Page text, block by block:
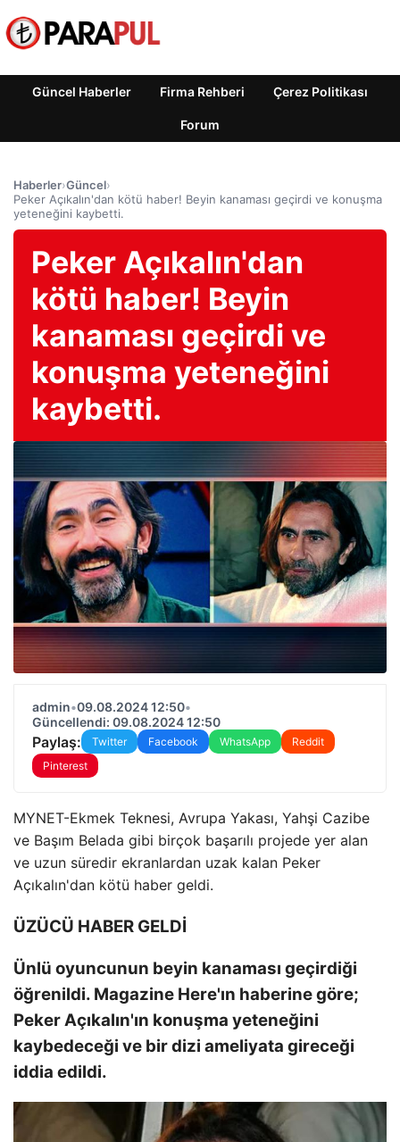
Güncel Haberler Firma Rehberi Çerez Politikası
Forum
Haberler›Güncel›
Peker Açıkalın'dan kötü haber! Beyin kanaması geçirdi ve konuşma
yeteneğini kaybetti.
Peker Açıkalın'dan
kötü haber! Beyin
kanaması geçirdi ve
konuşma yeteneğini
kaybetti.
admin•09.08.2024 12:50•
Güncellendi: 09.08.2024 12:50
Paylaş: Twitter Facebook WhatsApp
Reddit
Pinterest
MYNET-Ekmek Teknesi, Avrupa Yakası, Yahşi Cazibe
ve Başım Belada gibi birçok başarılı projede yer alan
ve uzun süredir ekranlardan uzak kalan Peker
Açıkalın'dan kötü haber geldi.
ÜZÜCÜ HABER GELDİ
Ünlü oyuncunun beyin kanaması geçirdiği
öğrenildi. Magazine Here'ın haberine göre;
Peker Açıkalın'ın konuşma yeteneğini
kaybedeceği ve bir dizi ameliyata gireceği
iddia edildi.